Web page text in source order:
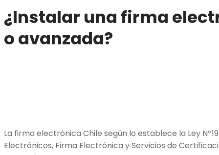
¿Instalar una firma
o avanzada?
La firma electrónica Chile según lo establece la Ley
Electrónicos, Firma Electrónica y Servicios de